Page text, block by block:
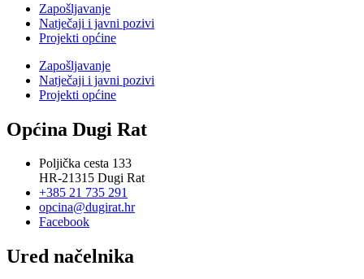
Zapošljavanje
Natječaji i javni pozivi
Projekti općine
Zapošljavanje
Natječaji i javni pozivi
Projekti općine
Općina Dugi Rat
Poljička cesta 133
HR-21315 Dugi Rat
+385 21 735 291
opcina@dugirat.hr
Facebook
Ured načelnika